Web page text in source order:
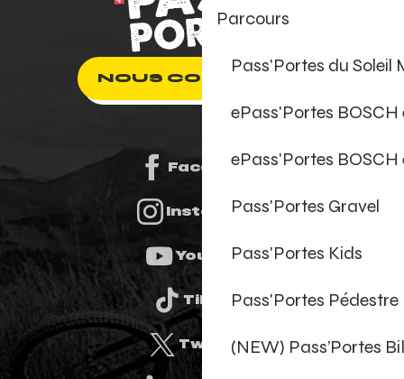
Parcours
Pass'Portes du Soleil
ePass'Portes
ePass'Portes
Pass'Portes Gravel
Pass'Portes Kids
Pass'Portes Pédestre
(NEW) Pass’Portes
NOUS CONTACTER
Facebook
Instagram
Youtube
Tiktok
Twitter